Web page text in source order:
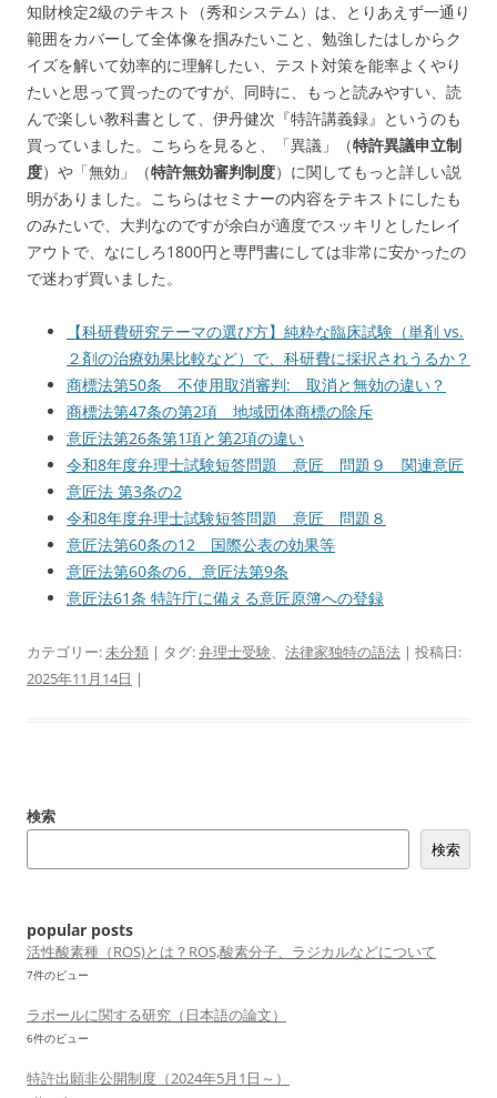
知財検定2級のテキスト（秀和システム）は、とりあえず一通り
範囲をカバーして全体像を掴みたいこと、勉強したはしからク
イズを解いて効率的に理解したい、テスト対策を能率よくやり
たいと思って買ったのですが、同時に、もっと読みやすい、読
んで楽しい教科書として、伊丹健次『特許講義録』というのも
買っていました。こちらを見ると、「異議」（特許異議申立制
度）や「無効」（特許無効審判制度）に関してもっと詳しい説
明がありました。こちらはセミナーの内容をテキストにしたも
のみたいで、大判なのですが余白が適度でスッキリとしたレイ
アウトで、なにしろ1800円と専門書にしては非常に安かったの
で迷わず買いました。
【科研費研究テーマの選び方】純粋な臨床試験（単剤 vs.
２剤の治療効果比較など）で、科研費に採択されうるか？
商標法第50条 不使用取消審判: 取消と無効の違い？
商標法第47条の第2項 地域団体商標の除斥
意匠法第26条第1項と第2項の違い
令和8年度弁理士試験短答問題 意匠 問題９ 関連意匠
意匠法 第3条の2
令和8年度弁理士試験短答問題 意匠 問題８
意匠法第60条の12 国際公表の効果等
意匠法第60条の6、意匠法第9条
意匠法61条 特許庁に備える意匠原簿への登録
カテゴリー:未分類 | タグ:弁理士受験、 法律家独特の語法 | 投稿日:
2025年11月14日 |
検索
検索
popular posts
活性酸素種（ROS)とは？ROS,酸素分子、ラジカルなどについて
7件のビュー
ラポールに関する研究（日本語の論文）
6件のビュー
特許出願非公開制度（2024年5月1日～）